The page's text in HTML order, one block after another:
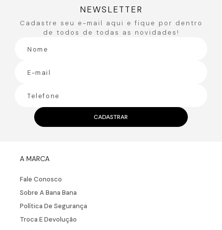
NEWSLETTER
Cadastre seu e-mail aqui e fique por dentro
de todos de todas as novidades!
CADASTRAR
A MARCA
Fale Conosco
Sobre A Bana Bana
Política De Segurança
Troca E Devolução